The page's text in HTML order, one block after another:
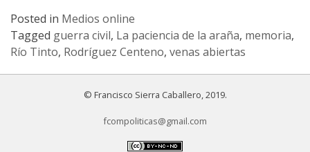
Posted in Medios online
Tagged guerra civil, La paciencia de la araña, memoria,
Río Tinto, Rodríguez Centeno, venas abiertas
© Francisco Sierra Caballero, 2019.
fcompoliticas@gmail.com